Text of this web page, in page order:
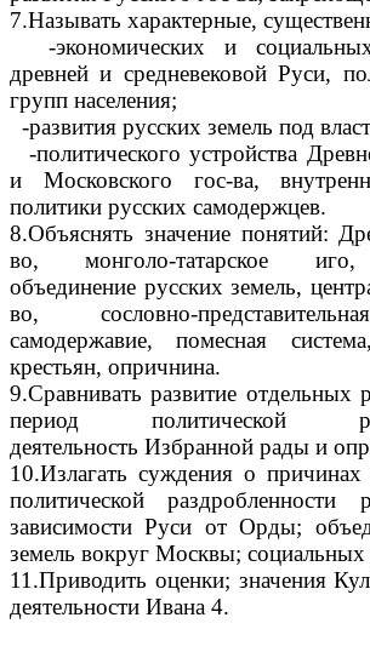
7.Называть характерные,
-экономических и
древней и средневековой Руси,
групп населения;
-развития русских земель под
-политического устройства
и Московского гос-ва,
политики русских самодержцев.
8.Объяснять значение понятий:
во, монголо-татарское иго,
объединение русских земель,
во, сословно-
самодержавие, помесная
крестьян, опричнина.
9.Сравнивать развитие отдельных
период политической
деятельность Избранной рады и
10.Излагать суждения о причинах
политической раздробленности
зависимости Руси от Орды;
земель вокруг Москвы;
11.Приводить оценки; значения
деятельности Ивана 4.